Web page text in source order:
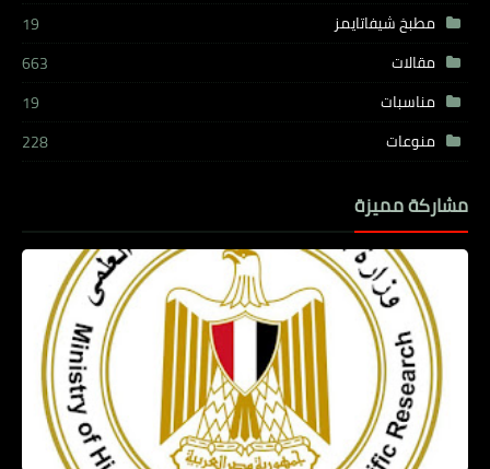
مطبخ شيفاتايمز
19
مقالات
663
مناسبات
19
منوعات
228
مشاركة مميزة